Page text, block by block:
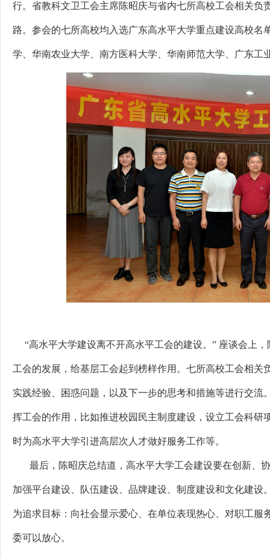
行。省教科文卫工会主席陈昭庆与省内七所高校工会相关
路。参会的七所高校均入选广东高水平大学重点建设高校
学、华南农业大学、南方医科大学、华南师范大学、广东工
“高水平大学建设离不开高水平工会的建设。” 座谈会上
工会的发展，给基层工会起到榜样作用。七所高校工会相
实践经验、困惑问题，以及下一步的思考和措施等进行交
挥工会的作用，比如推进校园民主制度建设，设立工会科
时为高水平大学引进高层次人才做好服务工作等。
最后，陈昭庆总结道，高水平大学工会建设要在创新、
加强平台建设、队伍建设、品牌建设、制度建设和文化建设
为追求目标：向社会显示爱心、在单位表现热心、对职工
委可以放心。